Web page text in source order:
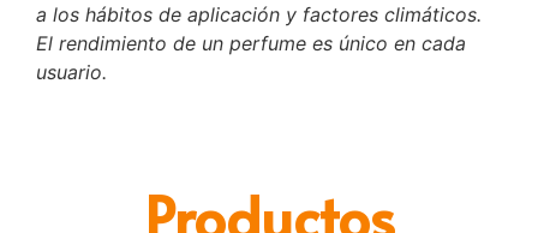
a los hábitos de aplicación y factores climáticos.
El rendimiento de un perfume es único en cada
usuario.
Productos